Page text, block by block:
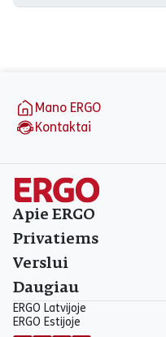
Mano ERGO
Kontaktai
Apie ERGO
Privatiems
Verslui
Daugiau
ERGO Latvijoje
ERGO Estijoje